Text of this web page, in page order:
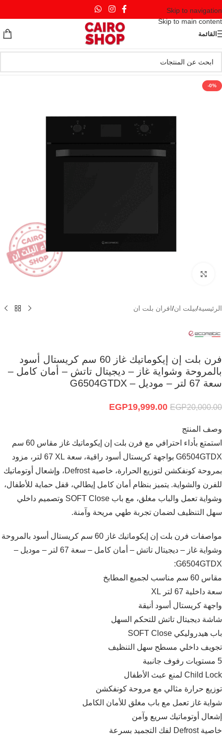
Skip to navigation
Skip to main content
القائمة
-0%
الرئيسية/بيلت ان/افران بلت ان
فرن بلت إن إيكوماتيك غاز 60 سم كريستال أسود
بالمروحة وشواية غاز – ديجيتال تاتش – أمان كامل –
سعة 67 لتر – موديل – G6504GTDX
EGP20,000.00
EGP19,999.00
وصف المنتج
استمتع بأداء احترافي مع فرن بلت إن إيكوماتيك غاز مقاس 60 سم
G6504GTDX بواجهة كريستال أسود راقية، سعة XL ‏67 لتر، مزود
بمروحة كونفكشن لتوزيع الحرارة، خاصية Defrost، وإشعال أوتوماتيك
للفرن والشواية. يتميز بنظام أمان كامل إيطالي، قفل حماية للأطفال،
وشواية تعمل والباب مغلق، مع باب SOFT Close وتصميم داخلي
سهل التنظيف لضمان تجربة طهي مريحة وآمنة.
مواصفات فرن بلت إن إيكوماتيك غاز 60 سم كريستال أسود بالمروحة
وشواية غاز – ديجيتال تاتش – أمان كامل – سعة 67 لتر – موديل –
G6504GTDX:
مقاس 60 سم مناسب لجميع المطابخ
سعة داخلية 67 لتر XL
واجهة كريستال أسود أنيقة
شاشة ديجيتال تاتش للتحكم السهل
باب هيدروليكي SOFT Close
تجويف داخلي مسطح سهل التنظيف
5 مستويات رفوف جانبية
Child Lock لمنع عبث الأطفال
توزيع حرارة مثالي مع مروحة كونفكشن
شواية غاز تعمل مع باب مغلق للأمان الكامل
إشعال أوتوماتيك سريع وآمن
خاصية Defrost لفك التجميد بسرعة